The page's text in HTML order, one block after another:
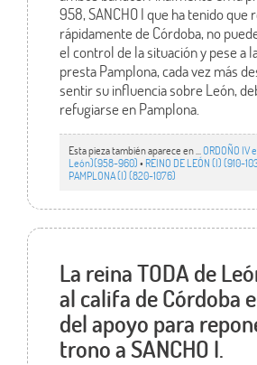
958, SANCHO I que ha tenido que
rápidamente de Córdoba, no
el control de la situación y pese a
presta Pamplona, cada vez más
sentir su influencia sobre León,
refugiarse en Pamplona.
Esta pieza también aparece en ... ORDOÑO IV
León)(958-960)• REINO DE LEÓN (I) (910-
PAMPLONA (I) (820-1076)
La reina TODA de
al califa de Córdoba
del apoyo para
trono a SANCHO I.